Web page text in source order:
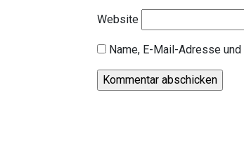
Website
Name, E-Mail-Adresse